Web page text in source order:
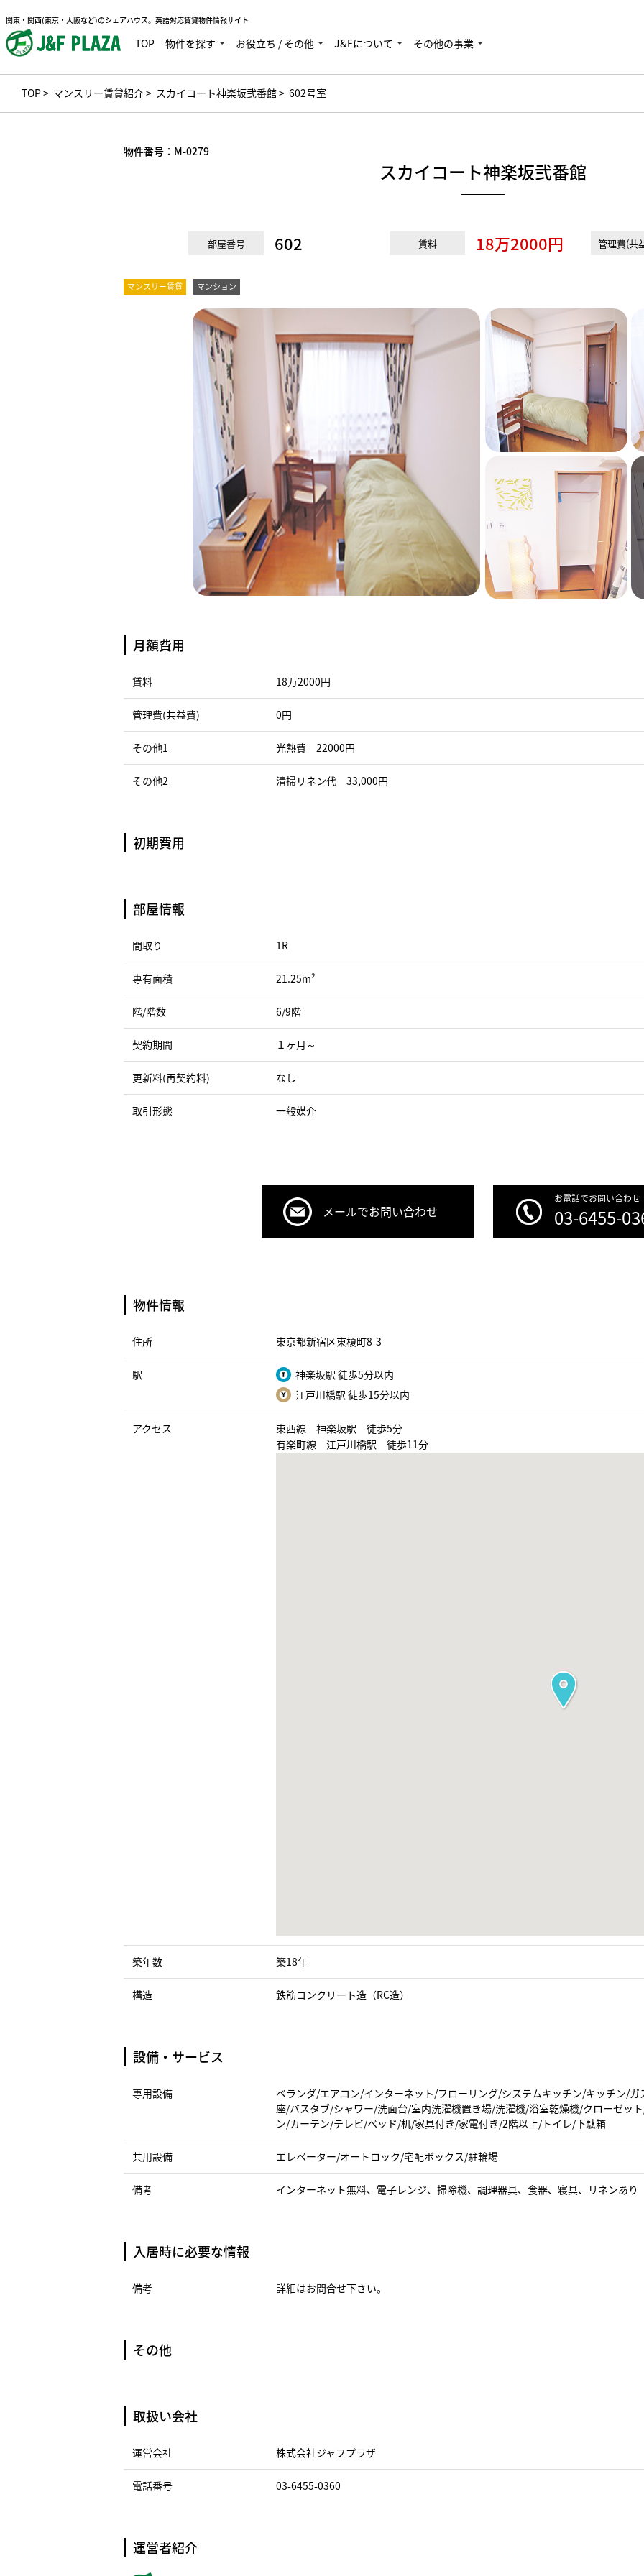
関東・関西(東京・大阪など)のシェアハウス。英語対応賃貸物件情報サイト
TOP 物件を探す お役立ち / その他 J&Fについて その他の事業
TOP> マンスリー賃貸紹介> スカイコート神楽坂弐番館> 602号室
物件番号： M-0279
スカイコート神楽坂弐番館
部屋番号 602 賃料 18万2000円 管理費(共
マンスリー賃貸 マンション
月額費用
賃料 18万2000円
管理費(共益費) 0円
その他1 光熱費 22000円
その他2 清掃リネン代 33,000円
初期費用
部屋情報
間取り 1R
専有面積 21.25m²
階/階数 6/9階
契約期間 １ヶ月～
更新料(再契約料) なし
取引形態 一般媒介
メールでお問い合わせ
お電話でお問い合わせ
03-6455-
物件情報
住所 東京都新宿区東榎町8-3
駅
神楽坂駅 徒歩5分以内
江戸川橋駅 徒歩15分以内
アクセス
東西線 神楽坂駅 徒歩5分
有楽町線 江戸川橋駅 徒歩11分
築年数 築18年
構造 鉄筋コンクリート造（RC造）
設備・サービス
専用設備
ベランダ/エアコン/インターネット/フローリング/システムキッチン/キッチン/
座/バスタブ/シャワー/洗面台/室内洗濯機置き場/洗濯機/浴室乾燥機/クローゼッ
ン/カーテン/テレビ/ベッド/机/家具付き/家電付き/2階以上/トイレ/下駄箱
共用設備 エレベーター/オートロック/宅配ボックス/駐輪場
備考 インターネット無料、電子レンジ、掃除機、調理器具、食器、寝具、リネンあり
入居時に必要な情報
備考 詳細はお問合せ下さい。
その他
取扱い会社
運営会社 株式会社ジャフプラザ
電話番号 03-6455-0360
運営者紹介